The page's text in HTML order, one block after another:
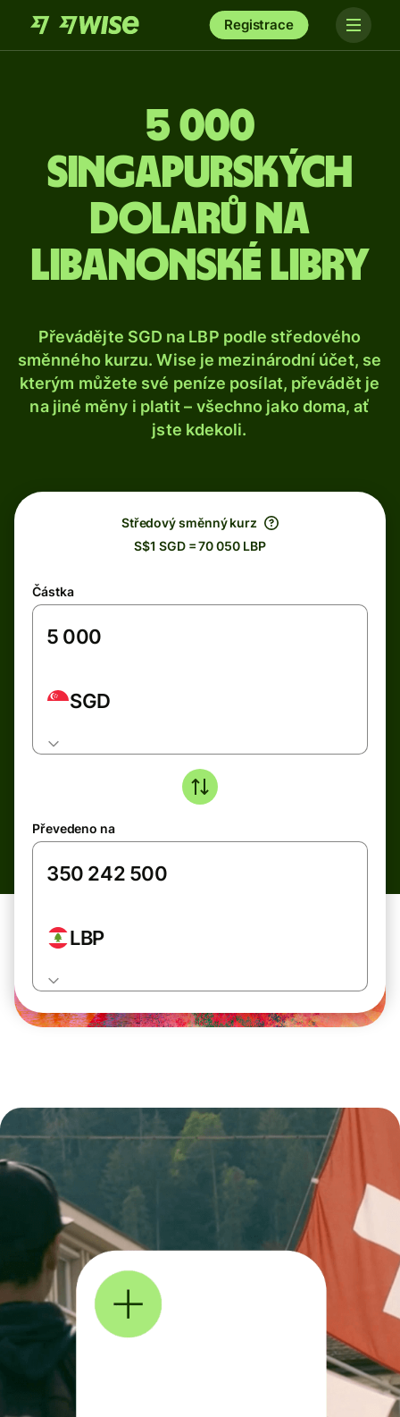
Registrace
5 000
singapurských
dolarů na
libanonské libry
Převádějte SGD na LBP podle středového
směnného kurzu. Wise je mezinárodní účet, se
kterým můžete své peníze posílat, převádět je
na jiné měny i platit – všechno jako doma, ať
jste kdekoli.
Středový směnný kurz
S$1 SGD = 70 050 LBP
Částka
SGD
Převedeno na
LBP